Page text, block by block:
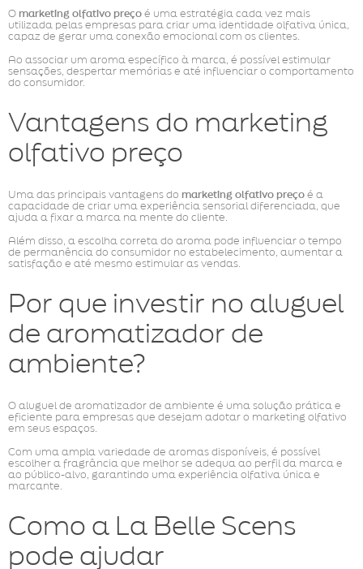
O marketing olfativo preço é uma estratégia cada vez mais
utilizada pelas empresas para criar uma identidade olfativa única,
capaz de gerar uma conexão emocional com os clientes.
Ao associar um aroma específico à marca, é possível estimular
sensações, despertar memórias e até influenciar o comportamento
do consumidor.
Vantagens do marketing
olfativo preço
Uma das principais vantagens do marketing olfativo preço é a
capacidade de criar uma experiência sensorial diferenciada, que
ajuda a fixar a marca na mente do cliente.
Além disso, a escolha correta do aroma pode influenciar o tempo
de permanência do consumidor no estabelecimento, aumentar a
satisfação e até mesmo estimular as vendas.
Por que investir no aluguel
de aromatizador de
ambiente?
O aluguel de aromatizador de ambiente é uma solução prática e
eficiente para empresas que desejam adotar o marketing olfativo
em seus espaços.
Com uma ampla variedade de aromas disponíveis, é possível
escolher a fragrância que melhor se adequa ao perfil da marca e
ao público-alvo, garantindo uma experiência olfativa única e
marcante.
Como a La Belle Scens
pode ajudar